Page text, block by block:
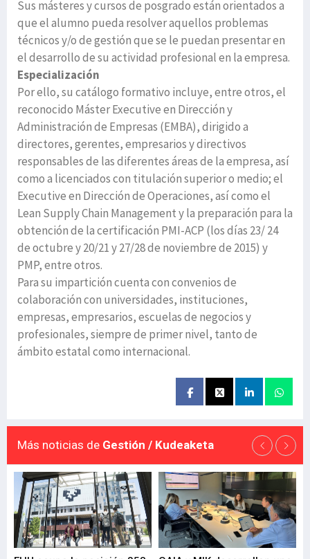
Sus másteres y cursos de posgrado están orientados a
que el alumno pueda resolver aquellos problemas
técnicos y/o de gestión que se le puedan presentar en
el desarrollo de su actividad profesional en la empresa.
Especialización
Por ello, su catálogo formativo incluye, entre otros, el
reconocido Máster Executive en Dirección y
Administración de Empresas (EMBA), dirigido a
directores, gerentes, empresarios y directivos
responsables de las diferentes áreas de la empresa, así
como a licenciados con titulación superior o medio; el
Executive en Dirección de Operaciones, así como el
Lean Supply Chain Management y la preparación para la
obtención de la certificación PMI-ACP (los días 23/ 24
de octubre y 20/21 y 27/28 de noviembre de 2015) y
PMP, entre otros.
Para su impartición cuenta con convenios de
colaboración con universidades, instituciones,
empresas, empresarios, escuelas de negocios y
profesionales, siempre de primer nivel, tanto de
ámbito estatal como internacional.
Más noticias de Gestión / Kudeaketa